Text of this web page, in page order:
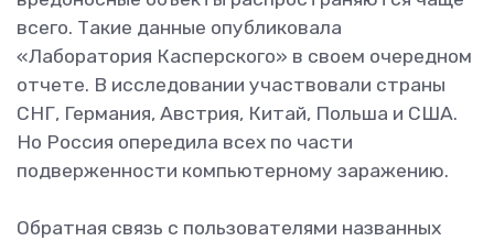
всего. Такие данные опубликовала
«Лаборатория Касперского» в своем очередном
отчете. В исследовании участвовали страны
СНГ, Германия, Австрия, Китай, Польша и США.
Но Россия опередила всех по части
подверженности компьютерному заражению.
Обратная связь с пользователями названных